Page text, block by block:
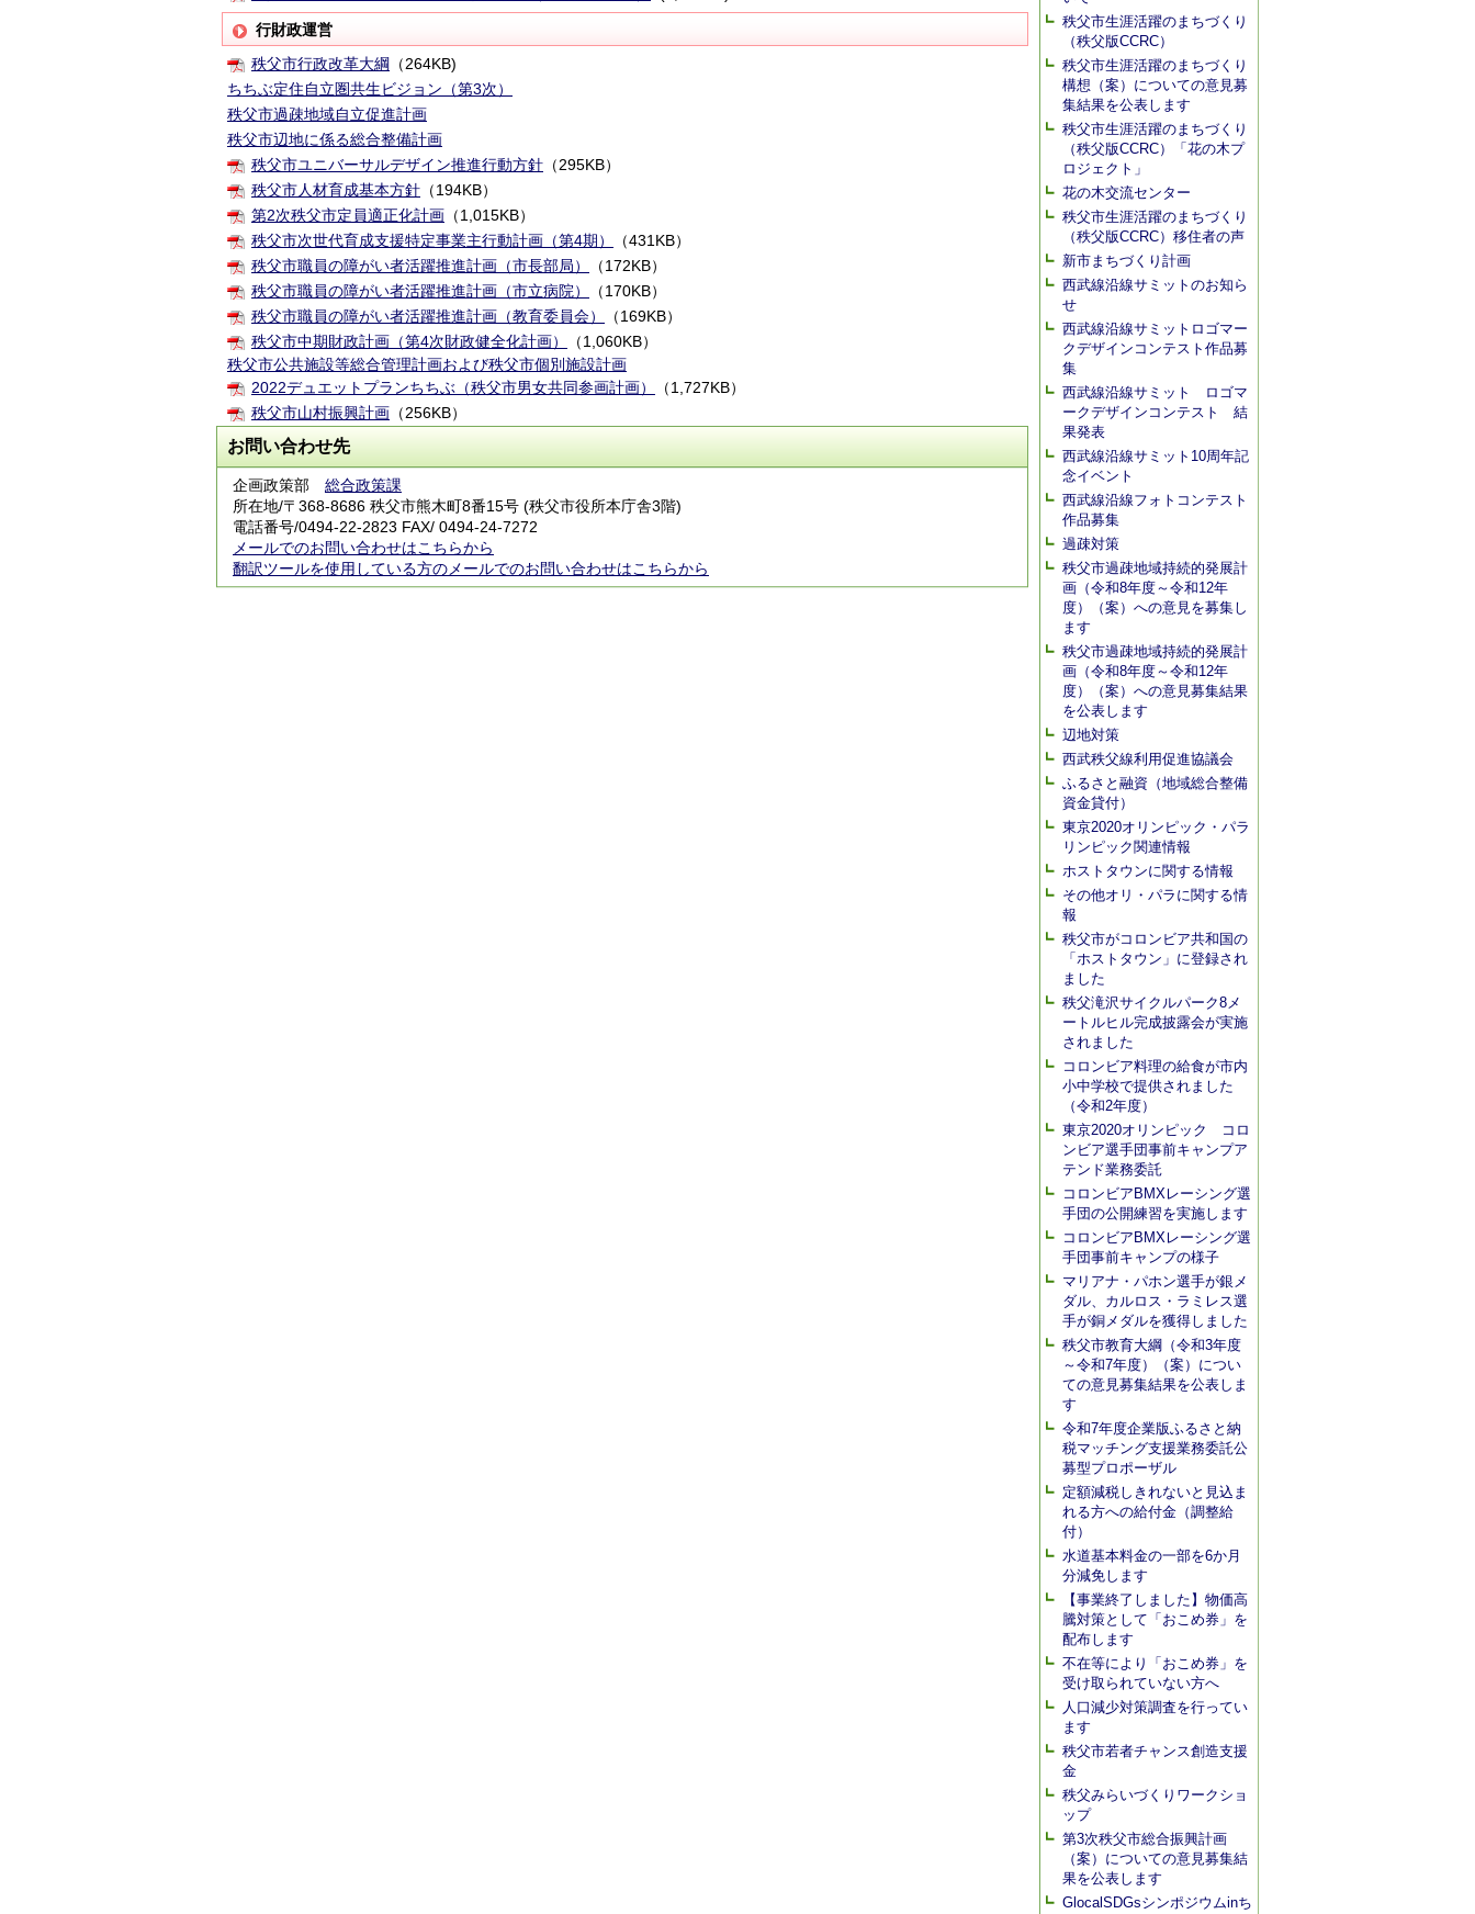
行財政運営
秩父市行政改革大綱
（264KB)
ちちぶ定住自立圏共生ビジョン（第3次）
秩父市過疎地域自立促進計画
秩父市辺地に係る総合整備計画
秩父市ユニバーサルデザイン推進行動方針 （295KB）
秩父市人材育成基本方針 （194KB）
第2次秩父市定員適正化計画 （1,015KB）
秩父市次世代育成支援特定事業主行動計画（第4期）
（431KB）
秩父市職員の障がい者活躍推進計画（市長部局）
（172KB）
秩父市職員の障がい者活躍推進計画（市立病院）
（170KB）
秩父市職員の障がい者活躍推進計画（教育委員会）
（169KB）
秩父市中期財政計画（第4次財政健全化計画）
（1,060KB）
秩父市公共施設等総合管理計画および秩父市個別施設計画
2022デュエットプランちちぶ（秩父市男女共同参画計画）
（1,727KB）
秩父市山村振興計画 （256KB）
お問い合わせ先
企画政策部 総合政策課
所在地/〒368-8686 秩父市熊木町8番15号 (秩父市役所本庁舎3階)
電話番号/0494-22-2823 FAX/ 0494-24-7272
メールでのお問い合わせはこちらから
翻訳ツールを使用している方のメールでのお問い合わせはこちらから
秩父市生涯活躍のまちづくり
（秩父版CCRC）
秩父市生涯活躍のまちづくり
構想（案）についての意見募
集結果を公表します
秩父市生涯活躍のまちづくり
（秩父版CCRC）「花の木プ
ロジェクト」
花の木交流センター
秩父市生涯活躍のまちづくり
（秩父版CCRC）移住者の声
新市まちづくり計画
西武線沿線サミットのお知ら
せ
西武線沿線サミットロゴマー
クデザインコンテスト作品募
集
西武線沿線サミット ロゴマ
ークデザインコンテスト 結
果発表
西武線沿線サミット10周年記
念イベント
西武線沿線フォトコンテスト
作品募集
過疎対策
秩父市過疎地域持続的発展計
画（令和8年度～令和12年
度）（案）への意見を募集し
ます
秩父市過疎地域持続的発展計
画（令和8年度～令和12年
度）（案）への意見募集結果
を公表します
辺地対策
西武秩父線利用促進協議会
ふるさと融資（地域総合整備
資金貸付）
東京2020オリンピック・パラ
リンピック関連情報
ホストタウンに関する情報
その他オリ・パラに関する情
報
秩父市がコロンビア共和国の
「ホストタウン」に登録され
ました
秩父滝沢サイクルパーク8メ
ートルヒル完成披露会が実施
されました
コロンビア料理の給食が市内
小中学校で提供されました
（令和2年度）
東京2020オリンピック コロ
ンビア選手団事前キャンプア
テンド業務委託
コロンビアBMXレーシング選
手団の公開練習を実施します
コロンビアBMXレーシング選
手団事前キャンプの様子
マリアナ・パホン選手が銀メ
ダル、カルロス・ラミレス選
手が銅メダルを獲得しました
秩父市教育大綱（令和3年度
～令和7年度）（案）につい
ての意見募集結果を公表しま
す
令和7年度企業版ふるさと納
税マッチング支援業務委託公
募型プロポーザル
定額減税しきれないと見込ま
れる方への給付金（調整給
付）
水道基本料金の一部を6か月
分減免します
【事業終了しました】物価高
騰対策として「おこめ券」を
配布します
不在等により「おこめ券」を
受け取られていない方へ
人口減少対策調査を行ってい
ます
秩父市若者チャンス創造支援
金
秩父みらいづくりワークショ
ップ
第3次秩父市総合振興計画
（案）についての意見募集結
果を公表します
GlocalSDGsシンポジウムinち